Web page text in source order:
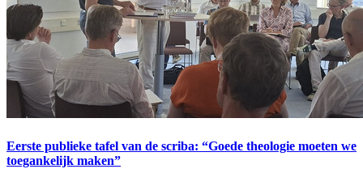
Eerste publieke tafel van de scriba: “Goede theologie moeten we
toegankelijk maken”